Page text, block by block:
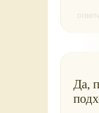
Да,